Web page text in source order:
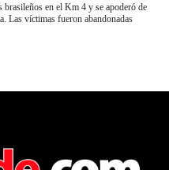
en el Km 4 y se apoderó de
Las víctimas fueron abandonadas